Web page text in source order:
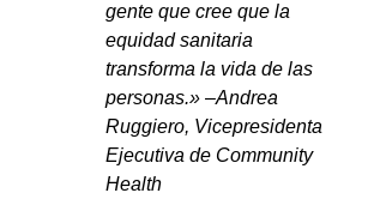
gente que cree que la
equidad sanitaria
transforma la vida de las
personas.» –Andrea
Ruggiero, Vicepresidenta
Ejecutiva de Community
Health